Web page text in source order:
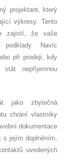
projektant, který
výkresy. Tento
zajistí, že vaše
Navíc
při prodeji, kdy
nepříjemnou
jako zbytečná
chrání vlastníky
dokumentace
s jejím doplněním,
uvedených